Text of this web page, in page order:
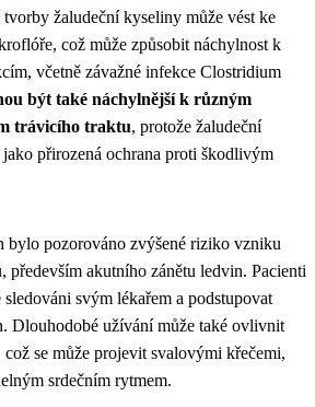
žaludeční kyseliny může vést ke
což může způsobit náchylnost k
včetně závažné infekce Clostridium
být také náchylnější k různým
trávicího traktu, protože žaludeční
přirozená ochrana proti škodlivým
bylo pozorováno zvýšené riziko vzniku
především akutního zánětu ledvin. Pacienti
svým lékařem a podstupovat
Dlouhodobé užívání může také ovlivnit
se může projevit svalovými křečemi,
srdečním rytmem.